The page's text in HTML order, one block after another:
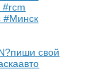
#Минск